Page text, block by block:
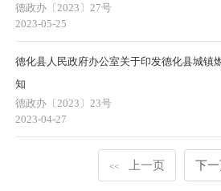
德政办〔2023〕27号
2023-05-25
德化县人民政府办公室关于印发德化县城镇
知
德政办〔2023〕23号
2023-04-27
<< 上一页 下